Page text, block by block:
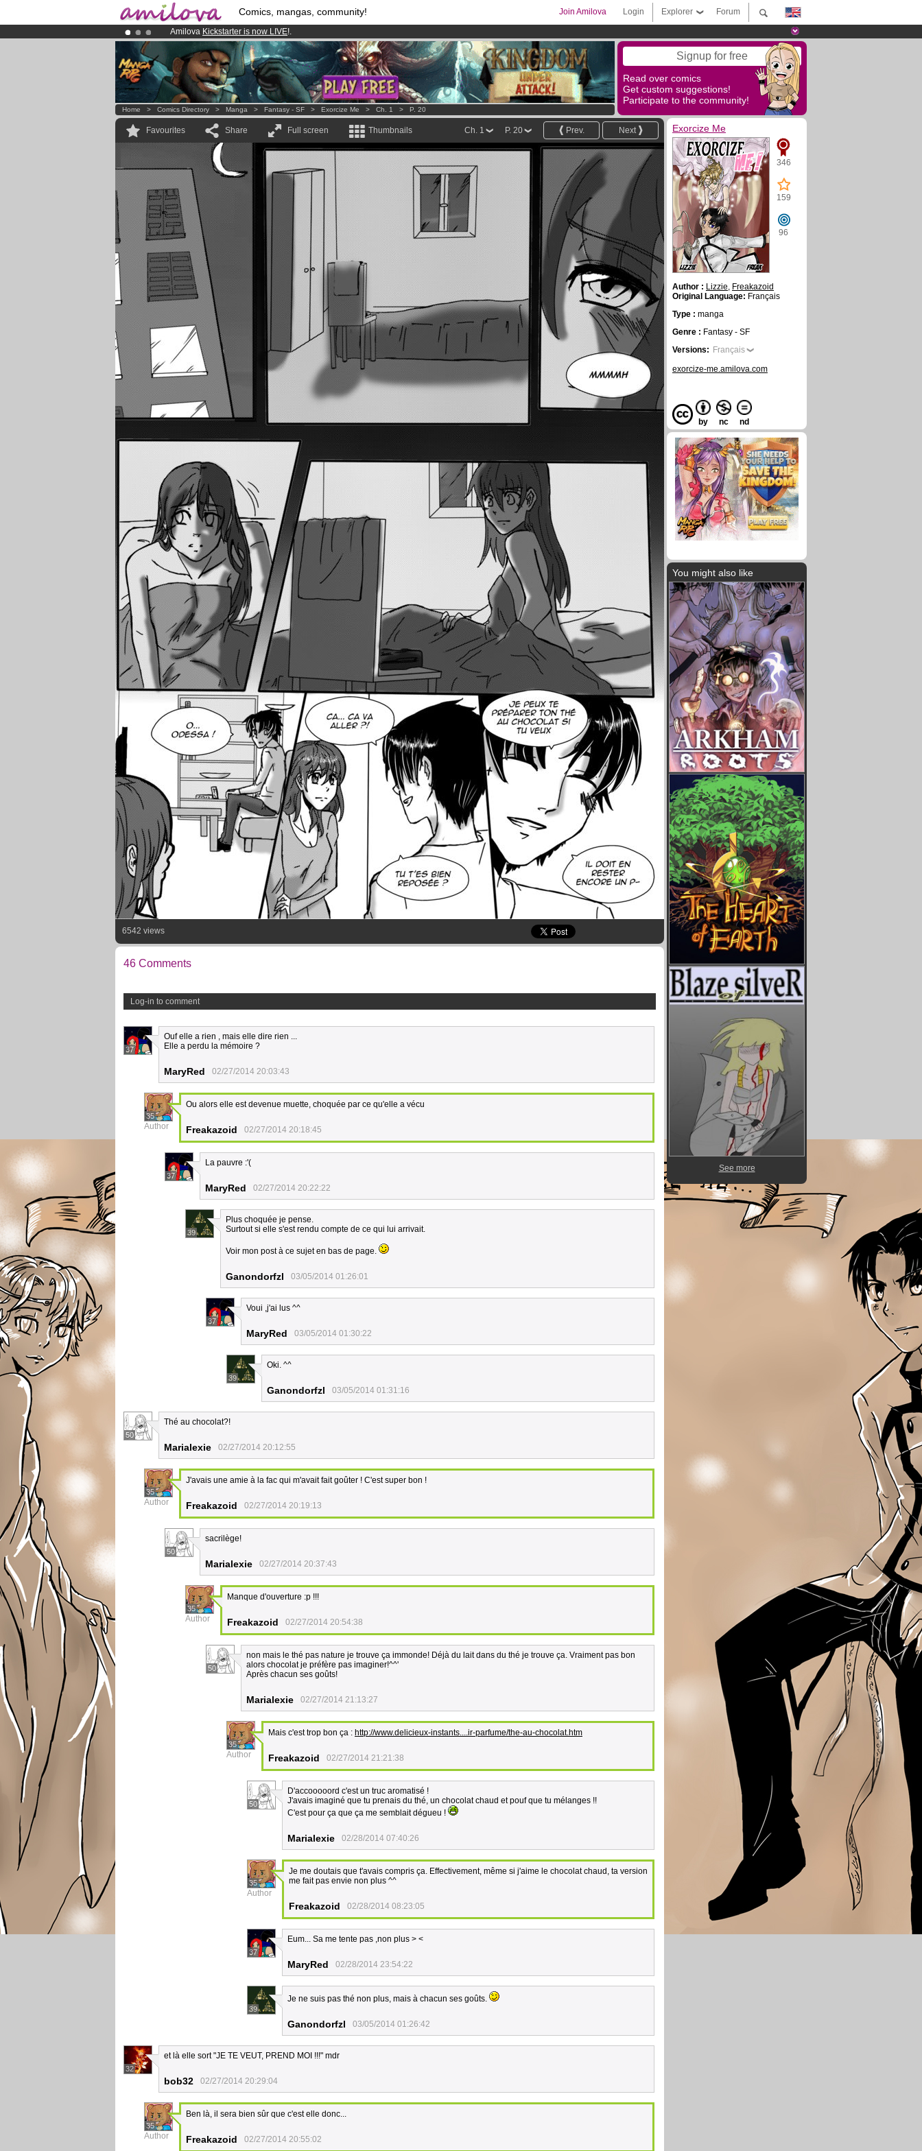
Comics, mangas, community! Forum
Explorer
Login
Join Amilova
Amilova Kickstarter is now LIVE!.
Already 100000membersand 1000comics & mangas!.
Premium membership from3.95 euros per month !Get membership now Signup for free
Read over comics
Get custom suggestions!
Participate to the community!
Home > Comics Directory > Manga > Fantasy - SF > Exorcize Me > Ch. 1 > P. 20
Favourites Share Full screen Thumbnails Next
Prev.
P. 20
Ch. 1
6542 views
46 Comments
Log-in to comment
37
Ouf elle a rien , mais elle dire rien ...
Elle a perdu la mémoire ?
MaryRed 02/27/2014 20:03:43
35
Author
Ou alors elle est devenue muette, choquée par ce qu'elle a vécu
Freakazoid 02/27/2014 20:18:45
37
La pauvre :'(
MaryRed 02/27/2014 20:22:22
39
Plus choquée je pense.
Surtout si elle s'est rendu compte de ce qui lui arrivait.
Voir mon post à ce sujet en bas de page.
Ganondorfzl 03/05/2014 01:26:01
37
Voui ,j'ai lus ^^
MaryRed 03/05/2014 01:30:22
39
Oki. ^^
Ganondorfzl 03/05/2014 01:31:16
50
Thé au chocolat?!
Marialexie 02/27/2014 20:12:55
35
Author
J'avais une amie à la fac qui m'avait fait goûter ! C'est super bon !
Freakazoid 02/27/2014 20:19:13
50
sacrilège!
Marialexie 02/27/2014 20:37:43
35
Author
Manque d'ouverture :p !!!
Freakazoid 02/27/2014 20:54:38
50
non mais le thé pas nature je trouve ça immonde! Déjà du lait dans du thé je trouve ça. Vraiment pas bon
alors chocolat je préfère pas imaginer!^^'
Après chacun ses goûts!
Marialexie 02/27/2014 21:13:27
35
Author
Mais c'est trop bon ça : http://www.delicieux-instants....ir-parfume/the-au-chocolat.htm
Freakazoid 02/27/2014 21:21:38
50
D'accooooord c'est un truc aromatisé !
J'avais imaginé que tu prenais du thé, un chocolat chaud et pouf que tu mélanges !!
C'est pour ça que ça me semblait dégueu !
Marialexie 02/28/2014 07:40:26
35
Author
Je me doutais que t'avais compris ça. Effectivement, même si j'aime le chocolat chaud, ta version
me fait pas envie non plus ^^
Freakazoid 02/28/2014 08:23:05
37
Eum... Sa me tente pas ,non plus > <
MaryRed 02/28/2014 23:54:22
39
Je ne suis pas thé non plus, mais à chacun ses goûts.
Ganondorfzl 03/05/2014 01:26:42
32
et là elle sort "JE TE VEUT, PREND MOI !!!" mdr
bob32 02/27/2014 20:29:04
35
Author
Ben là, il sera bien sûr que c'est elle donc...
Freakazoid 02/27/2014 20:55:02
Exorcize Me
346
159
96
Author : Lizzie, Freakazoid
Original Language: Français
Type : manga
Genre : Fantasy - SF
Versions: Français
exorcize-me.amilova.com
by nc nd
You might also like
See more